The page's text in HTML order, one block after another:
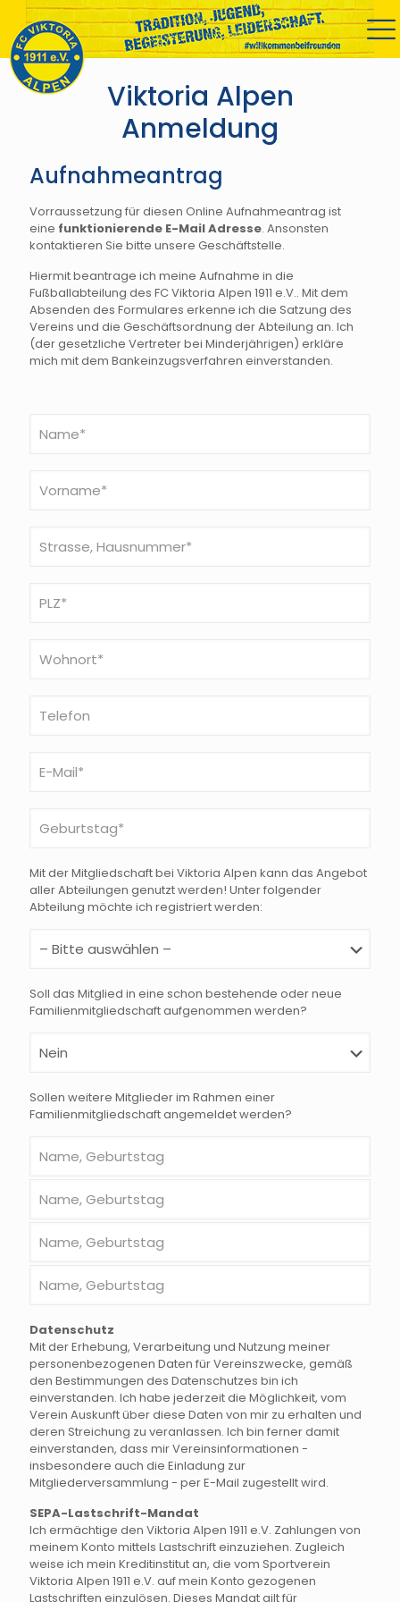
Viktoria Alpen
Anmeldung
Aufnahmeantrag
Vorraussetzung für diesen Online Aufnahmeantrag ist
eine funktionierende E-Mail Adresse. Ansonsten
kontaktieren Sie bitte unsere Geschäftstelle.
Hiermit beantrage ich meine Aufnahme in die
Fußballabteilung des FC Viktoria Alpen 1911 e.V.. Mit dem
Absenden des Formulares erkenne ich die Satzung des
Vereins und die Geschäftsordnung der Abteilung an. Ich
(der gesetzliche Vertreter bei Minderjährigen) erkläre
mich mit dem Bankeinzugsverfahren einverstanden.
Mit der Mitgliedschaft bei Viktoria Alpen kann das Angebot
aller Abteilungen genutzt werden! Unter folgender
Abteilung möchte ich registriert werden:
Soll das Mitglied in eine schon bestehende oder neue
Familienmitgliedschaft aufgenommen werden?
Sollen weitere Mitglieder im Rahmen einer
Familienmitgliedschaft angemeldet werden?
Datenschutz
Mit der Erhebung, Verarbeitung und Nutzung meiner
personenbezogenen Daten für Vereinszwecke, gemäß
den Bestimmungen des Datenschutzes bin ich
einverstanden. Ich habe jederzeit die Möglichkeit, vom
Verein Auskunft über diese Daten von mir zu erhalten und
deren Streichung zu veranlassen. Ich bin ferner damit
einverstanden, dass mir Vereinsinformationen -
insbesondere auch die Einladung zur
Mitgliederversammlung - per E-Mail zugestellt wird.
SEPA-Lastschrift-Mandat
Ich ermächtige den Viktoria Alpen 1911 e.V. Zahlungen von
meinem Konto mittels Lastschrift einzuziehen. Zugleich
weise ich mein Kreditinstitut an, die vom Sportverein
Viktoria Alpen 1911 e.V. auf mein Konto gezogenen
Lastschriften einzulösen. Dieses Mandat gilt für